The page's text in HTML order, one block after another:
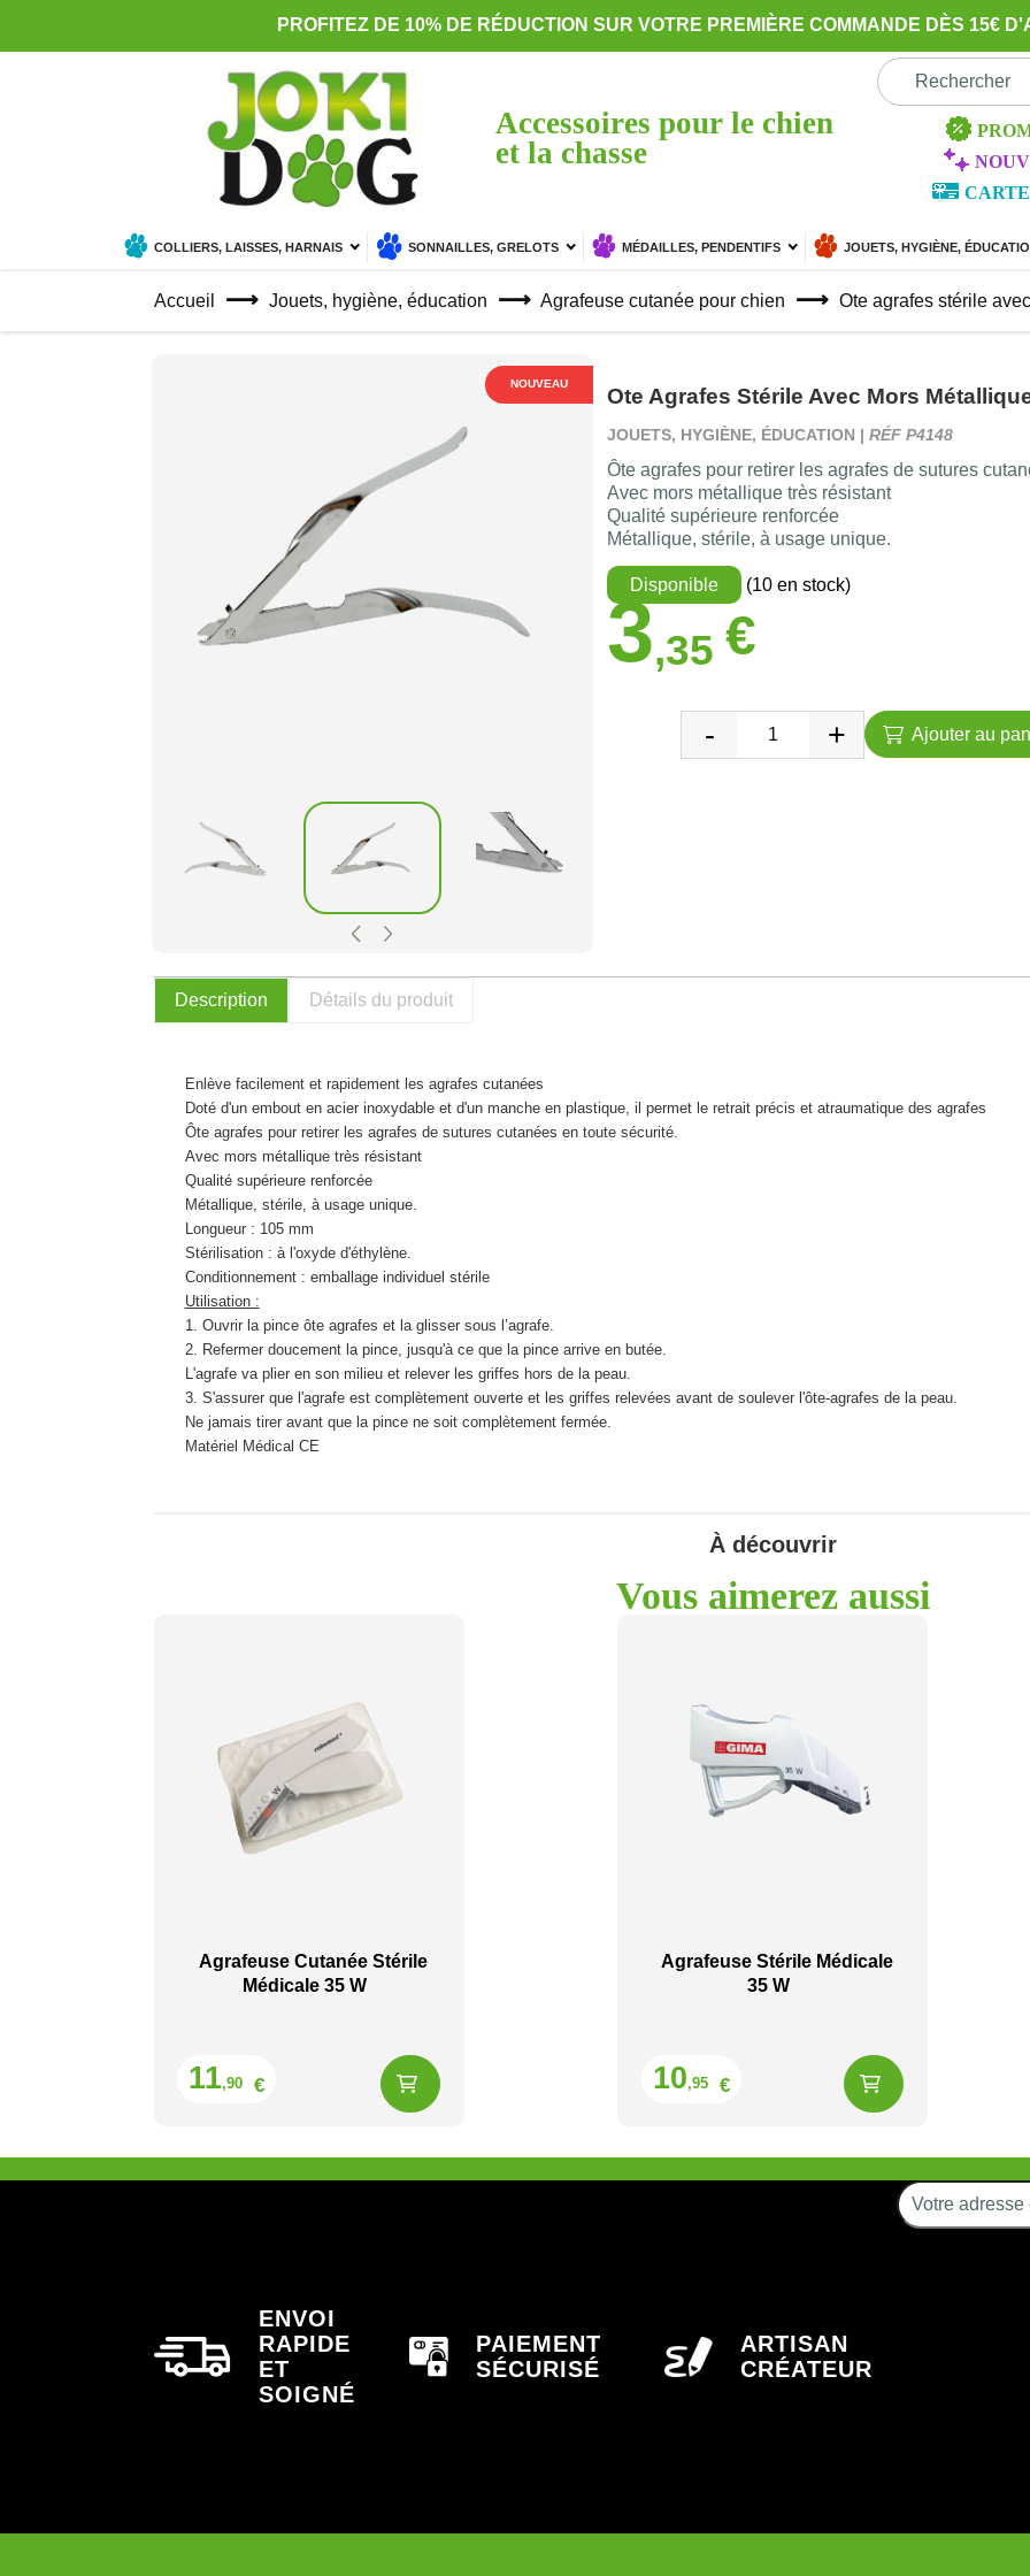
PROFITEZ DE 10% DE RÉDUCTION SUR VOTRE PREMIÈRE COMMANDE DÈS 15€
Accessoires pour le chien
et la chasse
COLLIERS, LAISSES, HARNAIS SONNAILLES, GRELOTS MÉDAILLES, PENDENTIFS JOUETS, HYGIÈNE,
Accueil Jouets, hygiène, éducation Agrafeuse cutanée pour chien Ote agrafes stérile
NOUVEAU
Ote Agrafes Stérile Avec Mors
JOUETS, HYGIÈNE, ÉDUCATION | RÉF P4148
Ôte agrafes pour retirer les agrafes de sutures
Avec mors métallique très résistant
Qualité supérieure renforcée
Métallique, stérile, à usage unique.
Disponible (10 en stock)
3,35 €
Ajouter au
Description Détails du produit
Enlève facilement et rapidement les agrafes cutanées
Doté d'un embout en acier inoxydable et d'un manche en plastique, il permet le retrait précis et atraumatique des agrafes
Ôte agrafes pour retirer les agrafes de sutures cutanées en toute sécurité.
Avec mors métallique très résistant
Qualité supérieure renforcée
Métallique, stérile, à usage unique.
Longueur : 105 mm
Stérilisation : à l'oxyde d'éthylène.
Conditionnement : emballage individuel stérile
Utilisation :
1. Ouvrir la pince ôte agrafes et la glisser sous l’agrafe.
2. Refermer doucement la pince, jusqu'à ce que la pince arrive en butée.
L'agrafe va plier en son milieu et relever les griffes hors de la peau.
3. S'assurer que l'agrafe est complètement ouverte et les griffes relevées avant de soulever l'ôte-agrafes de la peau.
Ne jamais tirer avant que la pince ne soit complètement fermée.
Matériel Médical CE
À découvrir
Vous aimerez aussi
Agrafeuse Cutanée Stérile
Médicale 35 W
11,90 €
Agrafeuse Stérile Médicale
35 W
10,95 €
ENVOI
RAPIDE
ET
SOIGNÉ
PAIEMENT
SÉCURISÉ
ARTISAN
CRÉATEUR